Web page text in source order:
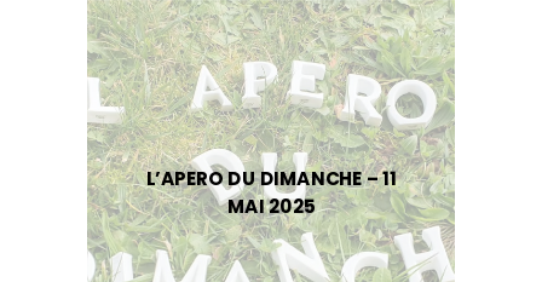
L’APERO DU DIMANCHE – 11
MAI 2025